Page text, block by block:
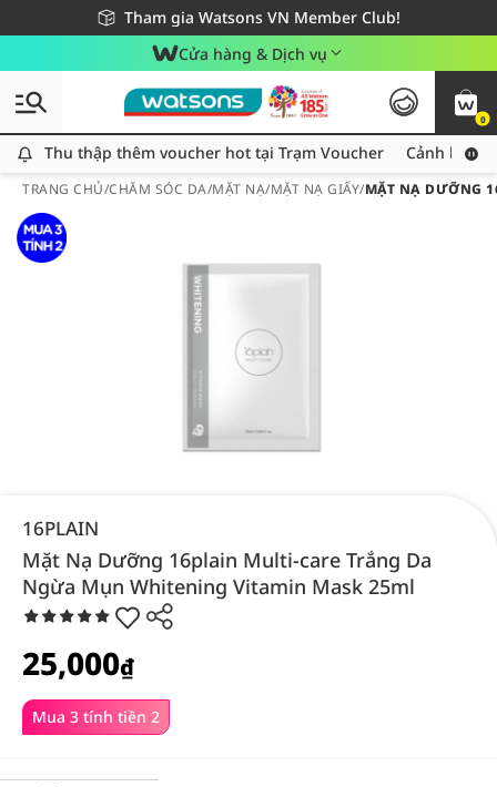
Tham gia Watsons VN Member Club!
Miễn phí giao hàng cho đơn hàng từ 249,000Đ
Giao hàng nhanh 24h - Áp dụng khu vực TP. Hồ Chí Minh
Cửa hàng & Dịch vụ
0
Thu thập thêm voucher hot tại Trạm Voucher
Thu thập thêm voucher hot tại Trạm Voucher Cảnh báo
TRANG CHỦ/CHĂM SÓC DA/MẶT NẠ/MẶT NẠ GIẤY/MẶT NẠ DƯỠNG
16PLAIN
Mặt Nạ Dưỡng 16plain Multi-care Trắng Da
Ngừa Mụn Whitening Vitamin Mask 25ml
Mua 3 tính tiền 2
25,000₫